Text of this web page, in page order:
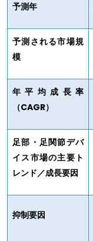
予測年
予測される市場規
模
年平均成長率
（CAGR）
足部・足関節デバ
イス市場の主要ト
レンド／成長要因
抑制要因